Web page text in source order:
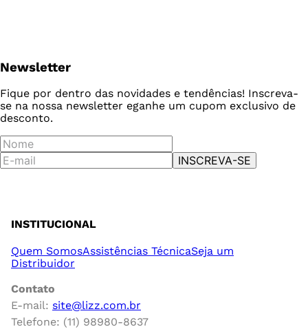
Newsletter
Fique por dentro das novidades e tendências! Inscreva-
se na nossa newsletter eganhe um cupom exclusivo de
desconto.
INSCREVA-SE
INSTITUCIONAL
Quem SomosAssistências TécnicaSeja um
Distribuidor
Contato
E-mail: site@lizz.com.br
Telefone: (11) 98980-8637